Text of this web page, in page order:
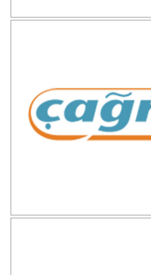
Çağrı Hipermarketleri